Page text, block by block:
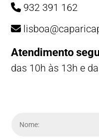
932 391 162
Atendimento
das 10h às 13h e